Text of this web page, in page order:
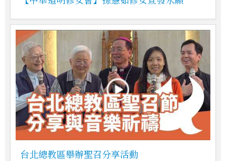
台北總教區舉辦聖召分享活動